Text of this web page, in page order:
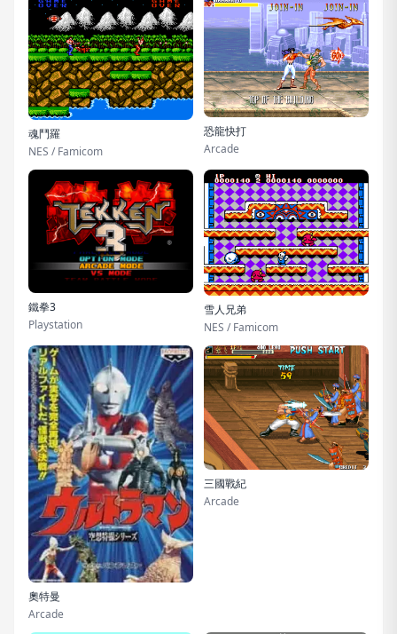
魂鬥羅
NES / Famicom
恐龍快打
Arcade
鐵拳3
Playstation
雪人兄弟
NES / Famicom
奧特曼
Arcade
三國戰紀
Arcade